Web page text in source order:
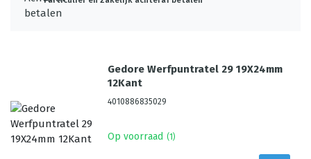
Gedore Werfpuntratel 29 19X24mm
12Kant
4010886835029
Op voorraad (1 )